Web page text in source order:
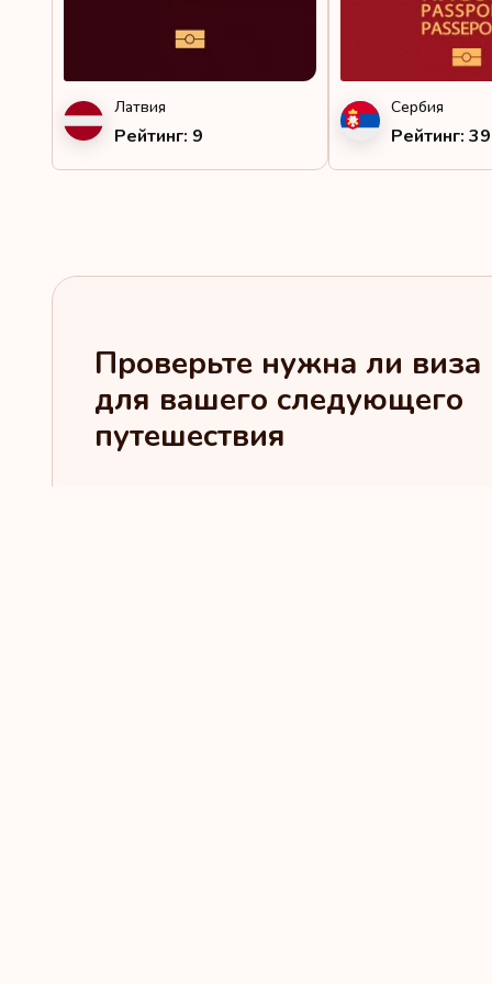
Исландия
Каймановы острова
Кипр
Киргизия
Латвия
Рейтинг: 9
Сербия
Рейтинг: 39
Проверьте нужна ли виза
для вашего следующего
путешествия